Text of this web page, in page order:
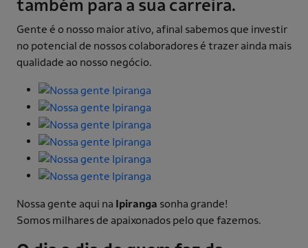
também para a sua carreira.
Gente é o nosso maior ativo, afinal sabemos que investir
no potencial de nossos colaboradores é trazer ainda mais
qualidade ao nosso negócio.
Nossa gente aqui na Ipiranga sonha grande!
Somos milhares de apaixonados pelo que fazemos.